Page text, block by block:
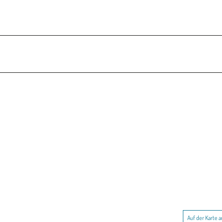
Auf der Karte